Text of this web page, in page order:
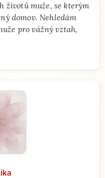
životů muže, se kterým
domov. Nehledám
pro vážný vztah,